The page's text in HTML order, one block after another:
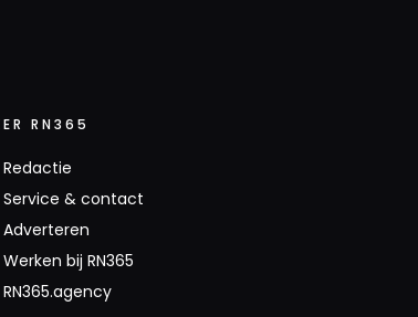
RN365
Redactie
Service & contact
Adverteren
Werken bij RN365
RN365.agency